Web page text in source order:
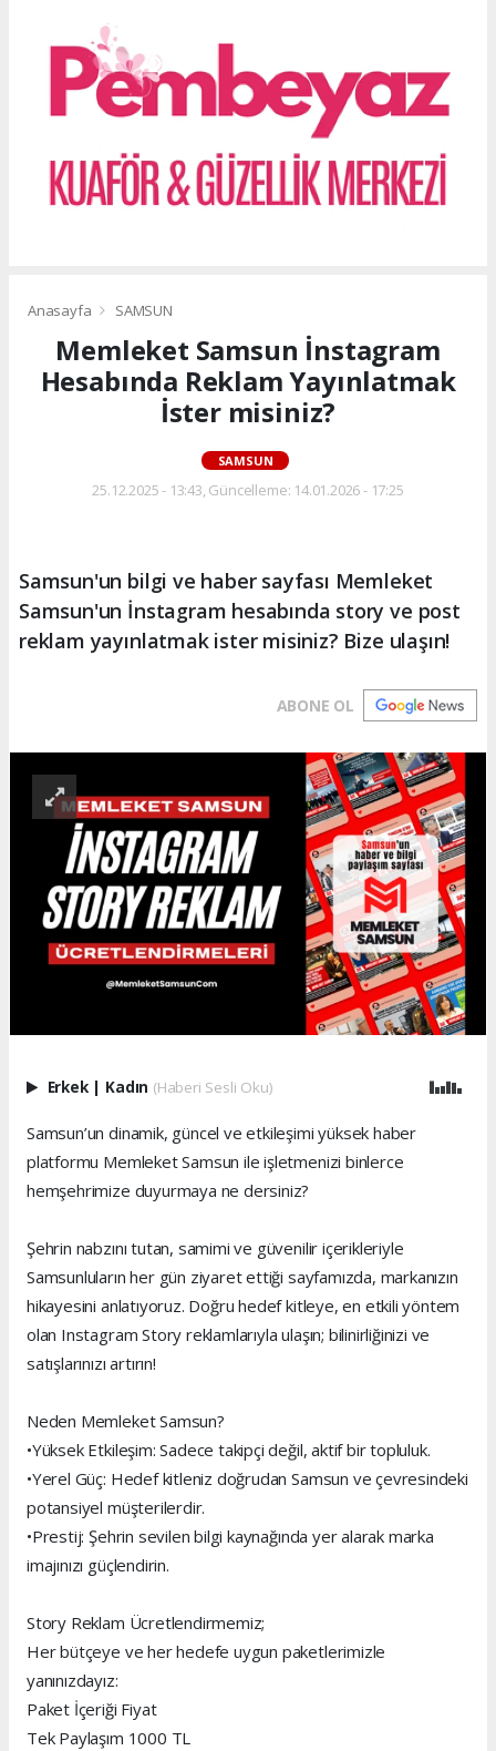
Anasayfa SAMSUN
Memleket Samsun İnstagram
Hesabında Reklam Yayınlatmak
İster misiniz?
SAMSUN
25.12.2025 - 13:43, Güncelleme: 14.01.2026 - 17:25
Samsun'un bilgi ve haber sayfası Memleket
Samsun'un İnstagram hesabında story ve post
reklam yayınlatmak ister misiniz? Bize ulaşın!
ABONE OL
Erkek | Kadın (Haberi Sesli Oku)
Samsun’un dinamik, güncel ve etkileşimi yüksek haber
platformu Memleket Samsun ile işletmenizi binlerce
hemşehrimize duyurmaya ne dersiniz?
Şehrin nabzını tutan, samimi ve güvenilir içerikleriyle
Samsunluların her gün ziyaret ettiği sayfamızda, markanızın
hikayesini anlatıyoruz. Doğru hedef kitleye, en etkili yöntem
olan Instagram Story reklamlarıyla ulaşın; bilinirliğinizi ve
satışlarınızı artırın!
Neden Memleket Samsun?
•Yüksek Etkileşim: Sadece takipçi değil, aktif bir topluluk.
•Yerel Güç: Hedef kitleniz doğrudan Samsun ve çevresindeki
potansiyel müşterilerdir.
•Prestij: Şehrin sevilen bilgi kaynağında yer alarak marka
imajınızı güçlendirin.
Story Reklam Ücretlendirmemiz;
Her bütçeye ve her hedefe uygun paketlerimizle
yanınızdayız:
Paket İçeriği Fiyat
Tek Paylaşım 1000 TL